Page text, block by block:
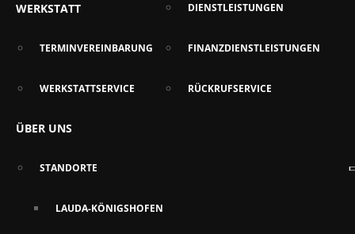
WERKSTATT
TERMINVEREINBARUNG
WERKSTATTSERVICE
DIENSTLEISTUNGEN
FINANZDIENSTLEISTUNGEN
RÜCKRUFSERVICE
ÜBER UNS
STANDORTE
LAUDA-KÖNIGSHOFEN